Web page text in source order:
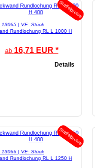
Staffelpreise
13065 | VE: Stück
Rundlochung RL L 1000 H
ab 16,71 EUR *
Details
Staffelpreise
13066 | VE: Stück
Rundlochung RL L 1250 H